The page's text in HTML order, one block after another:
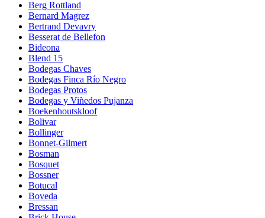
Berg Rottland
Bernard Magrez
Bertrand Devavry
Besserat de Bellefon
Bideona
Blend 15
Bodegas Chaves
Bodegas Finca Río Negro
Bodegas Protos
Bodegas y Viñedos Pujanza
Boekenhoutskloof
Bolivar
Bollinger
Bonnet-Gilmert
Bosman
Bosquet
Bossner
Botucal
Boveda
Bressan